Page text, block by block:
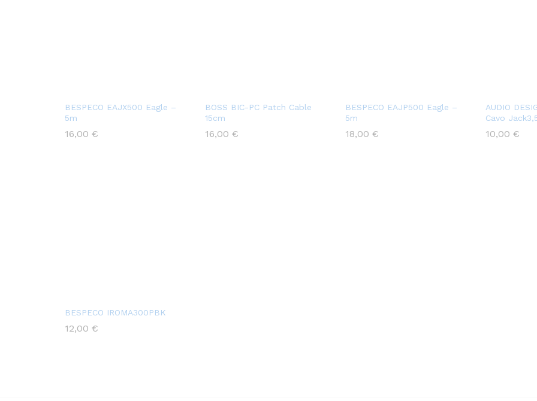
BESPECO EAJX500 Eagle –
5m
16,00 €
BOSS BIC-PC Patch Cable
15cm
16,00 €
BESPECO EAJP500 Eagle –
5m
18,00 €
AUDIO
Cavo
10,00 €
BESPECO IROMA300PBK
12,00 €